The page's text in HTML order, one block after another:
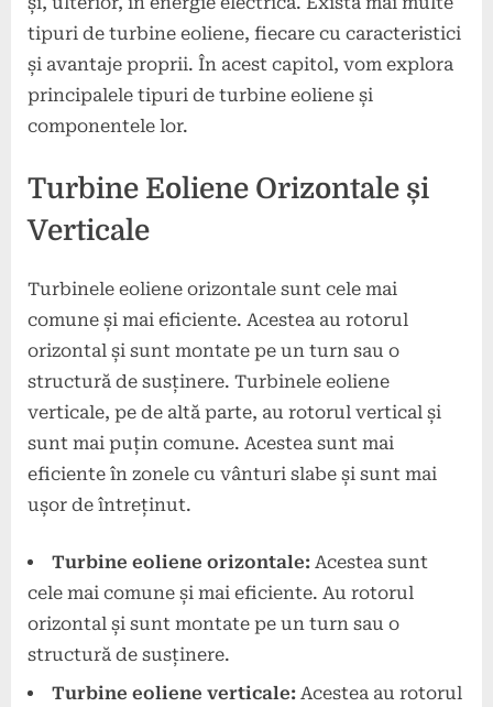
tipuri de turbine eoliene, fiecare cu caracteristici
și avantaje proprii. În acest capitol, vom explora
principalele tipuri de turbine eoliene și
componentele lor.
Turbine Eoliene Orizontale și
Verticale
Turbinele eoliene orizontale sunt cele mai
comune și mai eficiente. Acestea au rotorul
orizontal și sunt montate pe un turn sau o
structură de susținere. Turbinele eoliene
verticale, pe de altă parte, au rotorul vertical și
sunt mai puțin comune. Acestea sunt mai
eficiente în zonele cu vânturi slabe și sunt mai
ușor de întreținut.
Turbine eoliene orizontale: Acestea sunt
cele mai comune și mai eficiente. Au rotorul
orizontal și sunt montate pe un turn sau o
structură de susținere.
Turbine eoliene verticale: Acestea au rotorul